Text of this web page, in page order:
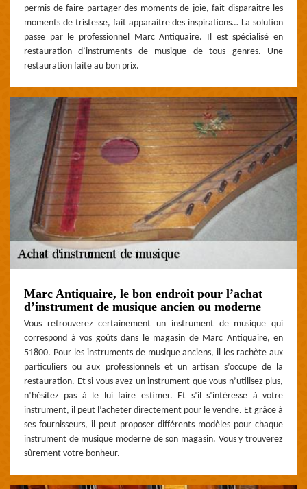
permis de faire partager des moments de joie, fait disparaitre les
moments de tristesse, fait apparaitre des inspirations… La solution
passe par le professionnel Marc Antiquaire. Il est spécialisé en
restauration d’instruments de musique de tous genres. Une
restauration faite au bon prix.
Marc Antiquaire, le bon endroit pour l’achat
d’instrument de musique ancien ou moderne
Vous retrouverez certainement un instrument de musique qui
correspond à vos goûts dans le magasin de Marc Antiquaire, en
51800. Pour les instruments de musique anciens, il les rachète aux
particuliers ou aux professionnels et un artisan s’occupe de la
restauration. Et si vous avez un instrument que vous n’utilisez plus,
n’hésitez pas à le lui faire estimer. Et s’il s’intéresse à votre
instrument, il peut l’acheter directement pour le vendre. Et grâce à
ses fournisseurs, il peut proposer différents modèles pour chaque
instrument de musique moderne de son magasin. Vous y trouverez
sûrement votre bonheur.